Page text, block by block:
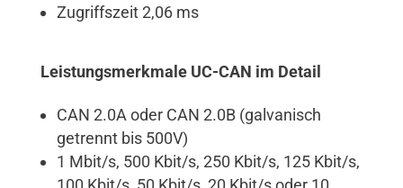
Zugriffszeit 2,06 ms
Leistungsmerkmale UC-CAN im Detail
CAN 2.0A oder CAN 2.0B (galvanisch
getrennt bis 500V)
1 Mbit/s, 500 Kbit/s, 250 Kbit/s, 125 Kbit/s,